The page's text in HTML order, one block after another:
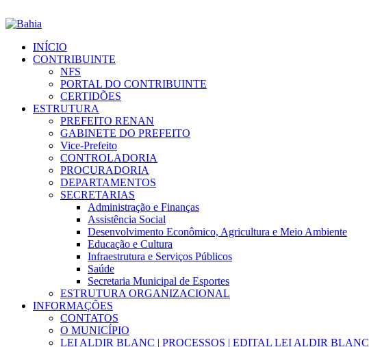
INÍCIO
CONTRIBUINTE
NFS
PORTAL DO CONTRIBUINTE
CERTIDÕES
ESTRUTURA
PREFEITO RENAN
GABINETE DO PREFEITO
Vice-Prefeito
CONTROLADORIA
PROCURADORIA
DEPARTAMENTOS
SECRETARIAS
Administração e Finanças
Assistência Social
Desenvolvimento Econômico, Agricultura e Meio Ambiente
Educação e Cultura
Infraestrutura e Serviços Públicos
Saúde
Secretaria Municipal de Esportes
ESTRUTURA ORGANIZACIONAL
INFORMAÇÕES
CONTATOS
O MUNICÍPIO
LEI ALDIR BLANC | PROCESSOS | EDITAL LEI ALDIR BLANC